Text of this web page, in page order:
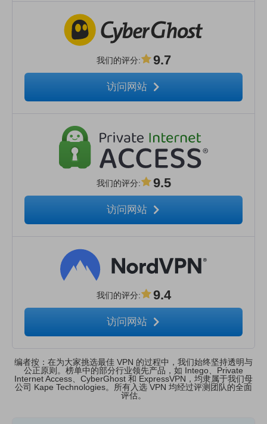
我们的评分: 9.7
访问网站
我们的评分: 9.5
访问网站
我们的评分: 9.4
访问网站
编者按：在为大家挑选最佳 VPN 的过程中，我们始终坚持透明与
公正原则。榜单中的部分行业领先产品，如 Intego、Private
Internet Access、CyberGhost 和 ExpressVPN，均隶属于我们母
公司 Kape Technologies。所有入选 VPN 均经过评测团队的全面
评估。